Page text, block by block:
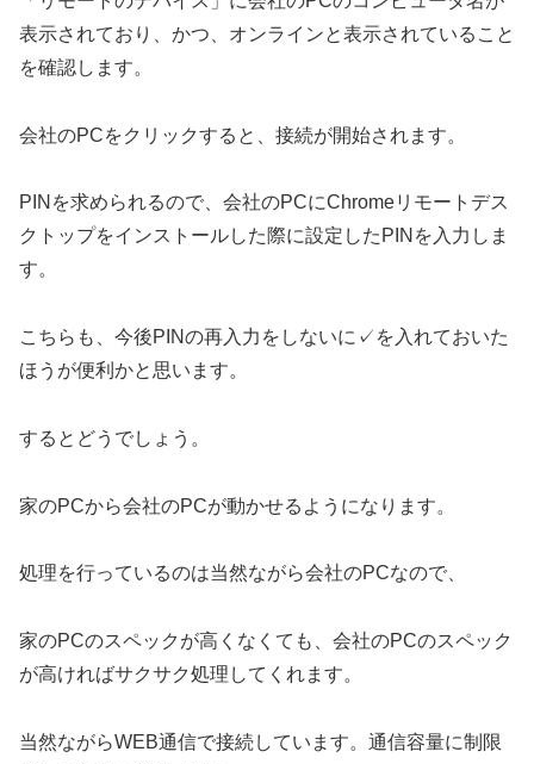
表示されており、かつ、オンラインと表示されていること
を確認します。
会社のPCをクリックすると、接続が開始されます。
PINを求められるので、会社のPCにChromeリモートデス
クトップをインストールした際に設定したPINを入力しま
す。
こちらも、今後PINの再入力をしないに✓を入れておいた
ほうが便利かと思います。
するとどうでしょう。
家のPCから会社のPCが動かせるようになります。
処理を行っているのは当然ながら会社のPCなので、
家のPCのスペックが高くなくても、会社のPCのスペック
が高ければサクサク処理してくれます。
当然ながらWEB通信で接続しています。通信容量に制限